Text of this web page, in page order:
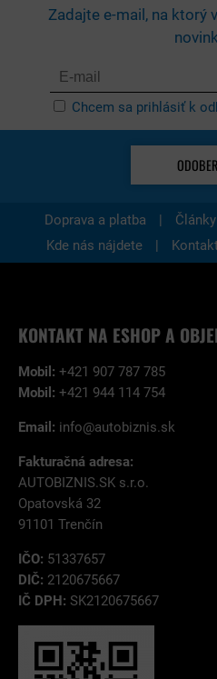
Zadajte e-mail, na ktorý
Chcem sa prihlásiť k
Doprava a platba |
Kde nás nájdete
|
KONTAKT NA ESHOP A
Mobil: +421 907 787 785
Mobil: +421 944 114 754
Email: info@autobiznis.sk
Fakturačná adresa:
AUTOBIZNIS.SK s.r.o.
Opatovská 32
91101 Trenčín
IČO: 51337657
DIČ: 2120675667
IČ DPH: SK2120675667